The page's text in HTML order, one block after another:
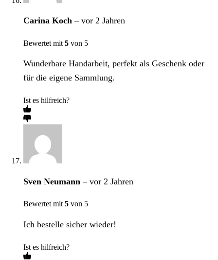
Carina Koch– vor 2 Jahren
Bewertet mit 5 von 5
Wunderbare Handarbeit, perfekt als Geschenk oder
für die eigene Sammlung.
Ist es hilfreich?
Sven Neumann– vor 2 Jahren
Bewertet mit 5 von 5
Ich bestelle sicher wieder!
Ist es hilfreich?